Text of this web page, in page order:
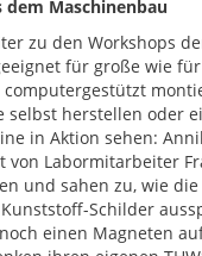
dem Maschinenbau
zu den Workshops
für große wie
computergestützt
selbst herstellen oder
in Aktion sehen:
von Labormitarbeiter
und sahen zu, wie
Schilder
einen Magneten